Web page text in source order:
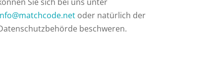
oder natürlich der
beschweren.